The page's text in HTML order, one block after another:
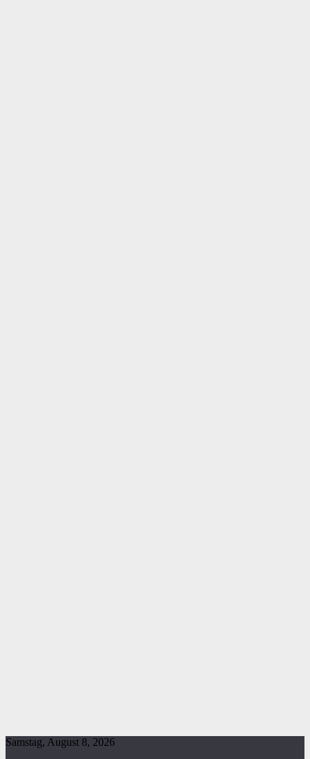
Samstag, August 8, 2026